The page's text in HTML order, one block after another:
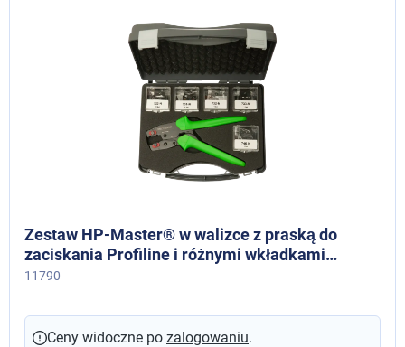
Zestaw HP-Master® w walizce z praską do
zaciskania Profiline i różnymi wkładkami
matrycowymi
11790
Ceny widoczne po zalogowaniu.